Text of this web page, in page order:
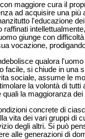
maggiore cura il
ad acquisire una
l'educazione
giunge con
vocazione,
qualora
facile, si chiude in
sociale, assume le
la volontà di
la maggioranza
concrete di
vita dei vari gruppi di
degli altri. Si può
alle generazioni di